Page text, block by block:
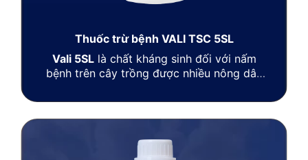
Thuốc trừ bệnh VALI TSC 5SL
Vali 5SLlà chất kháng sinh đối với nấm
bệnh trên cây trồng được nhiều nông dân